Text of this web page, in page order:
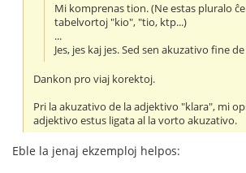
Mi komprenas tion. (Ne estas pluralo
tabelvortoj "kio", "tio, ktp...)
...
Jes, jes kaj jes. Sed sen akuzativo fine
Dankon pro viaj korektoj.
Pri la akuzativo de la adjektivo "klara", mi
adjektivo estus ligata al la vorto akuzativo.
Eble la jenaj ekzemploj helpos: